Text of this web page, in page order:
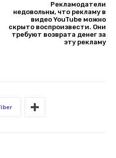
Рекламодатели
недовольны, что рекламу в
видео YouTube можно
скрыто воспроизвести. Они
требуют возврата денег за
эту рекламу